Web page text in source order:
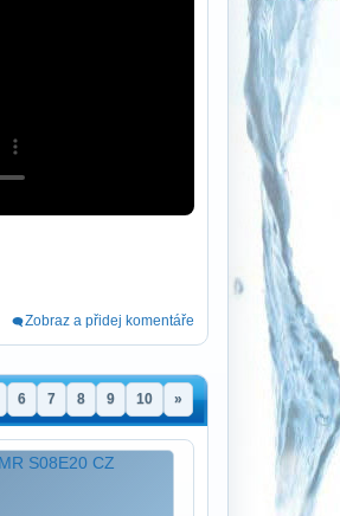
Zobraz a přidej komentáře
6 7 8 9 10 »